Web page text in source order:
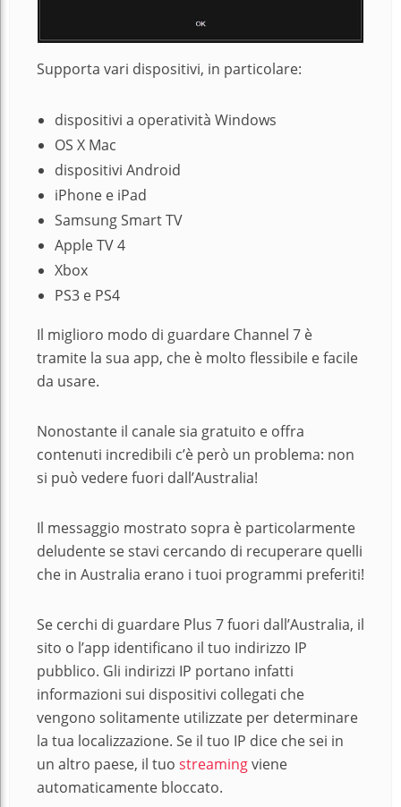
Supporta vari dispositivi, in particolare:
dispositivi a operatività Windows
OS X Mac
dispositivi Android
iPhone e iPad
Samsung Smart TV
Apple TV 4
Xbox
PS3 e PS4
Il miglioro modo di guardare Channel 7 è
tramite la sua app, che è molto flessibile e facile
da usare.
Nonostante il canale sia gratuito e offra
contenuti incredibili c’è però un problema: non
si può vedere fuori dall’Australia!
Il messaggio mostrato sopra è particolarmente
deludente se stavi cercando di recuperare quelli
che in Australia erano i tuoi programmi preferiti!
Se cerchi di guardare Plus 7 fuori dall’Australia, il
sito o l’app identificano il tuo indirizzo IP
pubblico. Gli indirizzi IP portano infatti
informazioni sui dispositivi collegati che
vengono solitamente utilizzate per determinare
la tua localizzazione. Se il tuo IP dice che sei in
un altro paese, il tuo streamingviene
automaticamente bloccato.